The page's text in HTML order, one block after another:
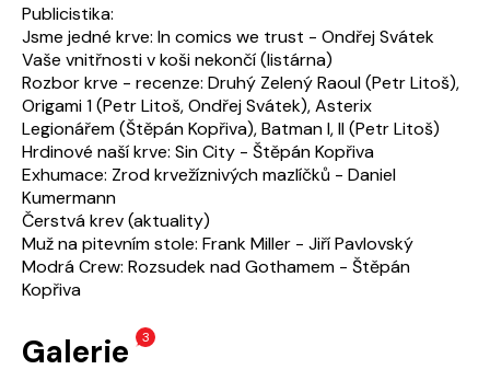
Publicistika:
Jsme jedné krve: In comics we trust - Ondřej Svátek
Vaše vnitřnosti v koši nekončí (listárna)
Rozbor krve - recenze: Druhý Zelený Raoul (Petr Litoš),
Origami 1 (Petr Litoš, Ondřej Svátek), Asterix
Legionářem (Štěpán Kopřiva), Batman I, II (Petr Litoš)
Hrdinové naší krve: Sin City - Štěpán Kopřiva
Exhumace: Zrod krvežíznivých mazlíčků - Daniel
Kumermann
Čerstvá krev (aktuality)
Muž na pitevním stole: Frank Miller - Jiří Pavlovský
Modrá Crew: Rozsudek nad Gothamem - Štěpán
Kopřiva
Galerie 3